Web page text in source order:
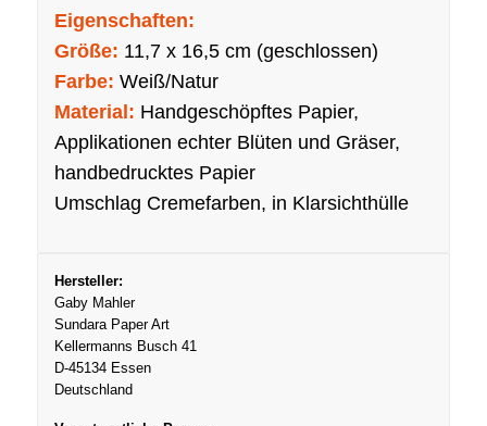
Eigenschaften:
Größe: 11,7 x 16,5 cm (geschlossen)
Farbe: Weiß/Natur
Material: Handgeschöpftes Papier,
Applikationen echter Blüten und Gräser,
handbedrucktes Papier
Umschlag Cremefarben, in Klarsichthülle
Hersteller:
Gaby Mahler
Sundara Paper Art
Kellermanns Busch 41
D-45134 Essen
Deutschland